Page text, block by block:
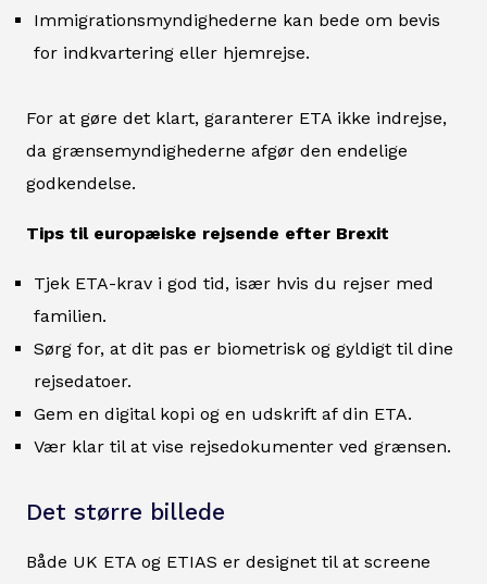
Immigrationsmyndighederne kan bede om bevis
for indkvartering eller hjemrejse.
For at gøre det klart, garanterer ETA ikke indrejse,
da grænsemyndighederne afgør den endelige
godkendelse.
Tips til europæiske rejsende efter Brexit
Tjek ETA-krav i god tid, især hvis du rejser med
familien.
Sørg for, at dit pas er biometrisk og gyldigt til dine
rejsedatoer.
Gem en digital kopi og en udskrift af din ETA.
Vær klar til at vise rejsedokumenter ved grænsen.
Det større billede
Både UK ETA og ETIAS er designet til at screene